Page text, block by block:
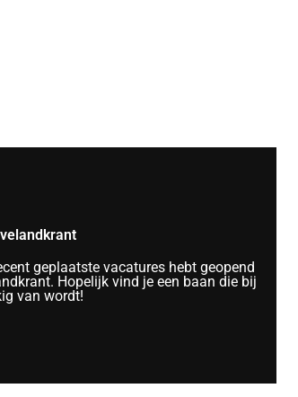
geplaatste vacatures hebt geopend
Hopelijk vind je een baan die bij
van wordt!